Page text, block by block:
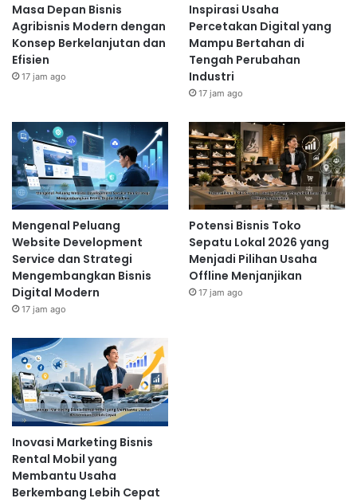
Masa Depan Bisnis
Agribisnis Modern dengan
Konsep Berkelanjutan dan
Efisien
17 jam ago
Inspirasi Usaha
Percetakan Digital yang
Mampu Bertahan di
Tengah Perubahan
Industri
17 jam ago
Mengenal Peluang
Website Development
Service dan Strategi
Mengembangkan Bisnis
Digital Modern
17 jam ago
Potensi Bisnis Toko
Sepatu Lokal 2026 yang
Menjadi Pilihan Usaha
Offline Menjanjikan
17 jam ago
Inovasi Marketing Bisnis
Rental Mobil yang
Membantu Usaha
Berkembang Lebih Cepat